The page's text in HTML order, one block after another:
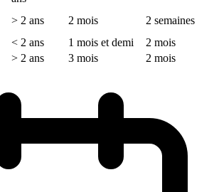
> 2 ans 2 mois
2 semaines
< 2 ans 1 mois et demi
2 mois
> 2 ans 3 mois 2 mois